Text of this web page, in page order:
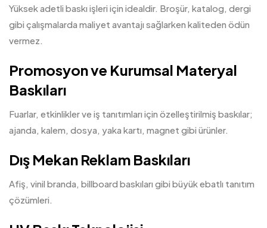
Yüksek adetli baskı işleri için idealdir. Broşür, katalog, dergi
gibi çalışmalarda maliyet avantajı sağlarken kaliteden ödün
vermez.
Promosyon ve Kurumsal Materyal
Baskıları
Fuarlar, etkinlikler ve iş tanıtımları için özelleştirilmiş baskılar;
ajanda, kalem, dosya, yaka kartı, magnet gibi ürünler.
Dış Mekan Reklam Baskıları
Afiş, vinil branda, billboard baskıları gibi büyük ebatlı tanıtım
çözümleri.